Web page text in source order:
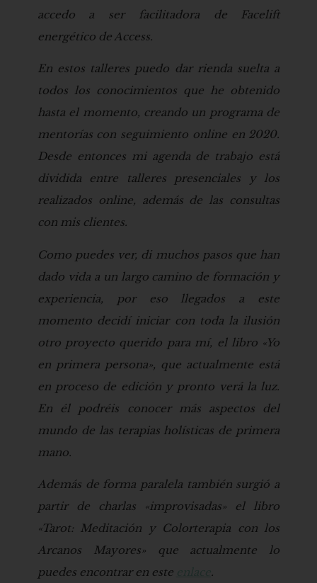
accedo a ser facilitadora de Facelift
energético de Access.
En estos talleres puedo dar rienda suelta a
todos los conocimientos que he obtenido
hasta el momento, creando un programa de
mentorías con seguimiento online en 2020.
Desde entonces mi agenda de trabajo está
dividida entre talleres presenciales y los
realizados online, además de las consultas
con mis clientes.
Como puedes ver, di muchos pasos que han
dado vida a un largo camino de formación y
experiencia, por eso llegados a este
momento decidí iniciar con toda la ilusión
otro proyecto querido para mí, el libro «Yo
en primera persona», que actualmente está
en proceso de edición y pronto verá la luz.
En él podréis conocer más aspectos del
mundo de las terapias holísticas de primera
mano.
Además de forma paralela también surgió a
partir de charlas «improvisadas» el libro
«Tarot: Meditación y Colorterapia con los
Arcanos Mayores» que actualmente lo
puedes encontrar en este
.